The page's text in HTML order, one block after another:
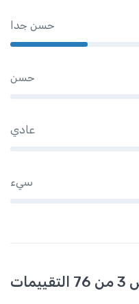
حسن جدا
حسن
عادي
سيء